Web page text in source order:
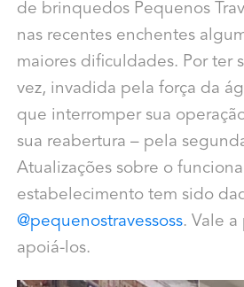
de brinquedos Pequenos
nas recentes enchentes
maiores dificuldades. Por ter
vez, invadida pela força da
que interromper sua
sua reabertura – pela
Atualizações sobre o
estabelecimento tem sido
@pequenostravessoss. Vale a
apoiá-los.